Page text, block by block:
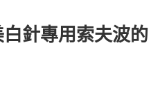
針專用索夫波的